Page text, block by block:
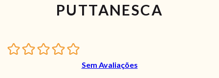
PUTTANESCA
Sem Avaliações